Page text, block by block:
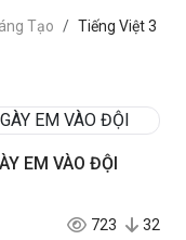
Tạo Tiếng Việt 3
EM VÀO ĐỘI
723 32